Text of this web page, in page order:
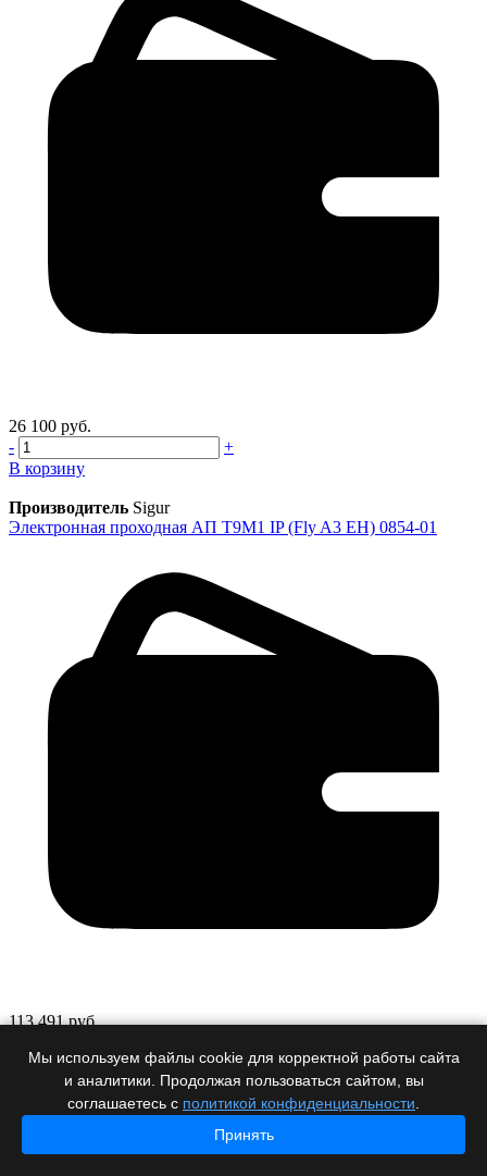
26 100 руб.
-
+
В корзину
Производитель Sigur
Электронная проходная АП Т9М1 IP (Fly A3 EH) 0854-01
113 491 руб.
В корзину
ПроизводительРостЕвроСтрой (Ростов-Дон)
Ключ Touch Memory c держателем ATS-1990A
Мы используем файлы cookie для корректной работы сайта
и аналитики. Продолжая пользоваться сайтом, вы
соглашаетесь с политикой конфиденциальности
Принять